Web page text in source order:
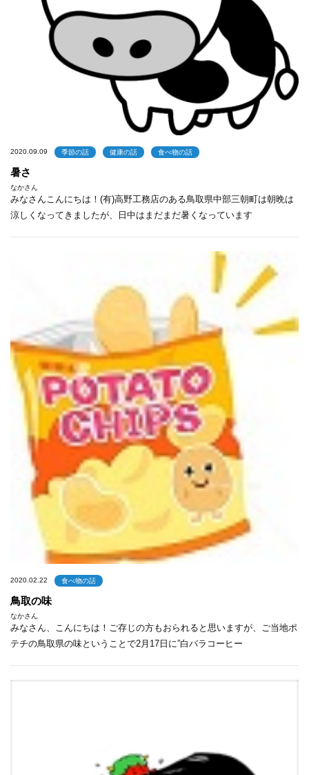
2020.09.09 季節の話 健康の話 食べ物の話
暑さ
なかさん
みなさんこんにちは！(有)高野工務店のある鳥取県中部三朝町は朝晩は
涼しくなってきましたが、日中はまだまだ暑くなっています
2020.02.22 食べ物の話
鳥取の味
なかさん
みなさん、こんにちは！ご存じの方もおられると思いますが、ご当地ポ
テチの鳥取県の味ということで2月17日に”白バラコーヒー